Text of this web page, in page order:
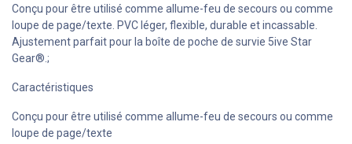
Conçu pour être utilisé comme allume-feu de secours ou comme
loupe de page/texte. PVC léger, flexible, durable et incassable.
Ajustement parfait pour la boîte de poche de survie 5ive Star
Gear®.;
Caractéristiques
Conçu pour être utilisé comme allume-feu de secours ou comme
loupe de page/texte